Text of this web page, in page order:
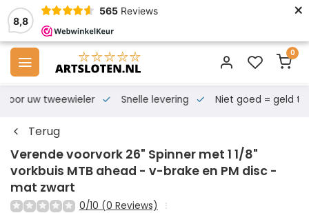
8,8
565 Reviews ×
0
voor uw tweewieler Snelle levering Niet goed = geld
Terug
Verende voorvork 26" Spinner met 1 1/8"
vorkbuis MTB ahead - v-brake en PM disc -
mat zwart
0/10 (0 Reviews)